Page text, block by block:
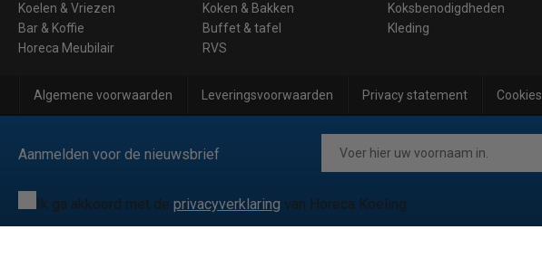
Koelen & Vriezen Koken & Bakken Koksbenodigdheden
Bar & Koffie
Buffet & tafel Kleding
Horeca Meubilair
RVS
Algemene voorwaarden Leveringsvoorwaarden Privacy statement Cookies
Aanmelden voor de nieuwsbrief
Ik ga akkoord met de privacyverklaring van Horeca Koeling